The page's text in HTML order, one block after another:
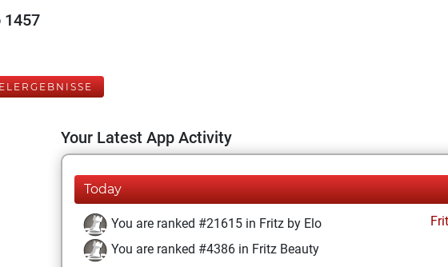
1457
Your Latest App Activity
Today
You are ranked #21615 in Fritz by Elo
You are ranked #4386 in Fritz Beauty